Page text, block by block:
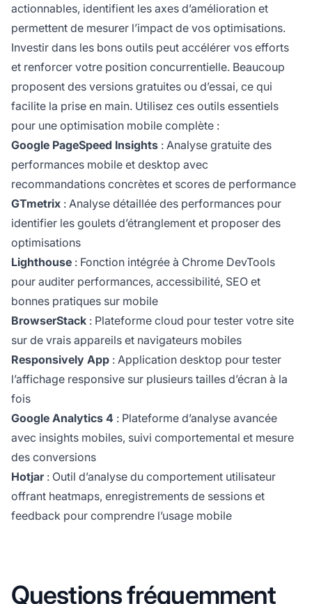
actionnables, identifient les axes d’amélioration et
permettent de mesurer l’impact de vos optimisations.
Investir dans les bons outils peut accélérer vos efforts
et renforcer votre position concurrentielle. Beaucoup
proposent des versions gratuites ou d’essai, ce qui
facilite la prise en main. Utilisez ces outils essentiels
pour une optimisation mobile complète :
Google PageSpeed Insights : Analyse gratuite des
performances mobile et desktop avec
recommandations concrètes et scores de performance
GTmetrix : Analyse détaillée des performances pour
identifier les goulets d’étranglement et proposer des
optimisations
Lighthouse : Fonction intégrée à Chrome DevTools
pour auditer performances, accessibilité, SEO et
bonnes pratiques sur mobile
BrowserStack : Plateforme cloud pour tester votre site
sur de vrais appareils et navigateurs mobiles
Responsively App : Application desktop pour tester
l’affichage responsive sur plusieurs tailles d’écran à la
fois
Google Analytics 4 : Plateforme d’analyse avancée
avec insights mobiles, suivi comportemental et mesure
des conversions
Hotjar: Outil d’analyse du comportement utilisateur
offrant heatmaps, enregistrements de sessions et
feedback pour comprendre l’usage mobile
Questions fréquemment